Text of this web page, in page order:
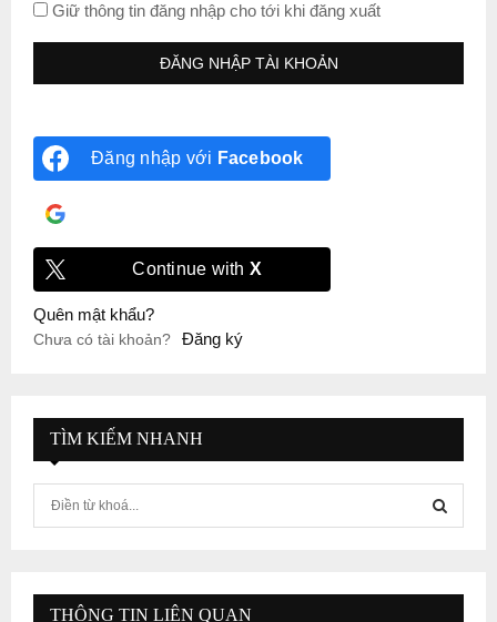
Giữ thông tin đăng nhập cho tới khi đăng xuất
Đăng nhập với Facebook
Continue with X
Quên mật khẩu?
Chưa có tài khoản? Đăng ký
TÌM KIẾM NHANH
E
THÔNG TIN LIÊN QUAN